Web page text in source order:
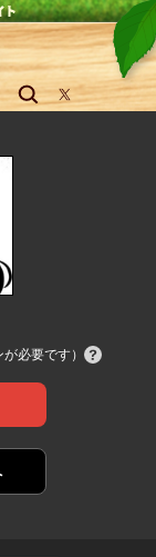
必要です）